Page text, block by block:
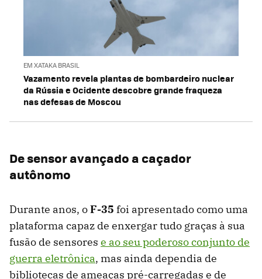
EM XATAKA BRASIL
Vazamento revela plantas de bombardeiro nuclear
da Rússia e Ocidente descobre grande fraqueza
nas defesas de Moscou
De sensor avançado a caçador
autônomo
Durante anos, oF-35 foi apresentado como uma
plataforma capaz de enxergar tudo graças à sua
fusão de sensores e ao seu poderoso conjunto de
guerra eletrônica, mas ainda dependia de
bibliotecas de ameaças pré-carregadas e de